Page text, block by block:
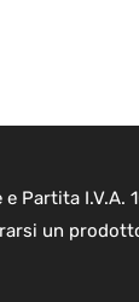
Partita I.V.A.
un